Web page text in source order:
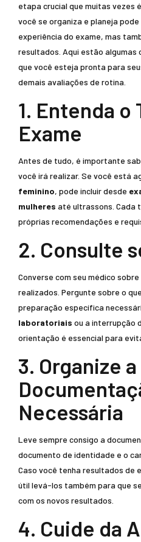
etapa crucial que muitas vezes
você se organiza e planeja
experiência do exame, mas
resultados. Aqui estão
que você esteja pronta para
demais avaliações de rotina.
1. Entenda o
Exame
Antes de tudo, é importante
você irá realizar. Se você está
feminino, pode incluir desde
mulheres até ultrassons. Cada
próprias recomendações e
2. Consulte
Converse com seu médico
realizados. Pergunte sobre o
preparação específica
laboratoriais ou a interrupção
orientação é essencial para
3. Organize a
Necessária
Leve sempre consigo a
documento de identidade e o
Caso você tenha resultados de
útil levá-los também para que
com os novos resultados.
4. Cuide da